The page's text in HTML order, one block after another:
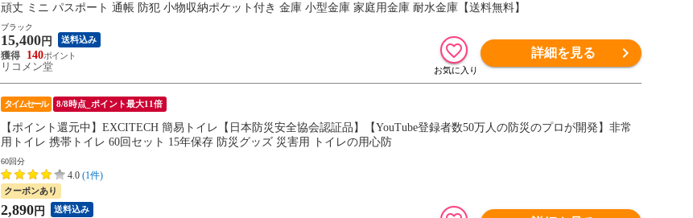
頑丈 ミニ パスポート 通帳 防犯 小物収納ポケット付き 金庫 小型金庫 家庭用金庫 耐水金庫【送料無料】
ブラック
15,400 円 送料込み
140
リコメン堂
詳細を見る
タイムセール 8/8時点_ポイント最大11倍
【ポイント還元中】EXCITECH 簡易トイレ【日本防災安全協会認証品】【YouTube登録者数50万人の防災のプロが開発】非常
用トイレ 携帯トイレ 60回セット 15年保存 防災グッズ 災害用 トイレの用心防
60回分
4.0 (1件)
クーポンあり
2,890 円 送料込み